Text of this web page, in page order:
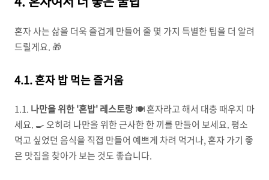
혼자 사는 삶을 더욱 즐겁게 만들어 줄 몇 가지 특별한 팁을 더 알려
드릴게요. 🎁
4.1. 혼자 밥 먹는 즐거움
1.1. 나만을 위한 '혼밥' 레스토랑🍽️ 혼자라고 해서 대충 때우지 마
세요. 🍳 오히려 나만을 위한 근사한 한 끼를 만들어 보세요. 평소
먹고 싶었던 음식을 직접 만들어 예쁘게 차려 먹거나, 혼자 가기 좋
은 맛집을 찾아가 보는 것도 좋습니다.